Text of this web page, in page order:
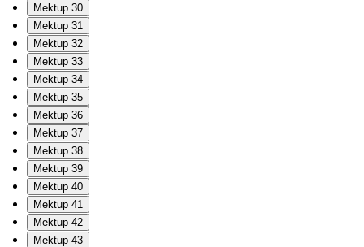
Mektup 30
Mektup 31
Mektup 32
Mektup 33
Mektup 34
Mektup 35
Mektup 36
Mektup 37
Mektup 38
Mektup 39
Mektup 40
Mektup 41
Mektup 42
Mektup 43